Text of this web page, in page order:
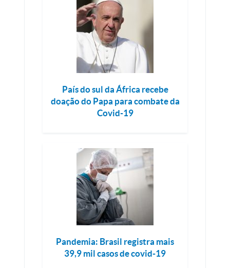
País do sul da África recebe
doação do Papa para combate da
Covid-19
Pandemia: Brasil registra mais
39,9 mil casos de covid-19